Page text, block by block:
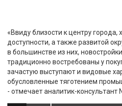
«Ввиду близости к центру города,
доступности, а также развитой
в большинстве из них,
традиционно востребованы у
зачастую выступают и видовые
обусловленные тяготением
- отмечает аналитик-консультант